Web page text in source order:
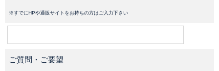
※すでにHPや通販サイトをお持ちの方はご入力下さい
ご質問・ご要望